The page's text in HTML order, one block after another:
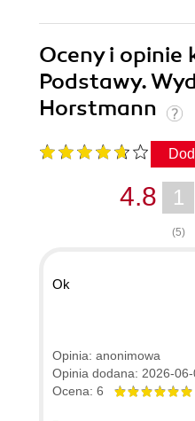
Oceny i opinie
Podstawy.
Horstmann
1
(5)
4.8
Ok
Opinia: anonimowa
Opinia dodana: 2026-06-
Ocena: 6